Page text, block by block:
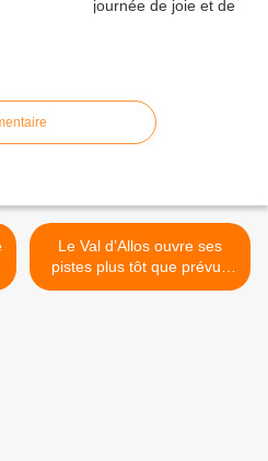
Le Val d’Allos ouvre ses
pistes plus tôt que prévu :
une bonne nouvelle pour